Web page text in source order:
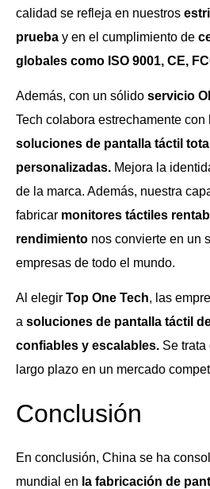
calidad se refleja en nuestros
prueba y en el cumplimiento de
globales como ISO 9001, CE,
Además, con un sólido servicio
Tech colabora estrechamente
soluciones de pantalla táctil
personalizadas. Mejora la
de la marca. Además, nuestra
fabricar monitores táctiles
rendimiento nos convierte en un
empresas de todo el mundo.
Al elegir Top One Tech, las
a soluciones de pantalla táctil
confiables y escalables. Se trata
largo plazo en un mercado
Conclusión
En conclusión, China se ha
mundial en la fabricación de